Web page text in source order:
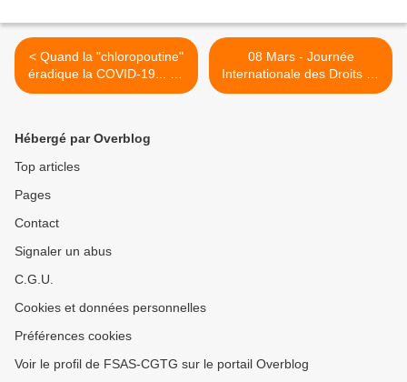
< Quand la "chloropoutine"
éradique la COVID-19... En
moins d'une semaine !
08 Mars - Journée
Internationale des Droits de
la Femme : Une pensée
Hébergé par Overblog
Top articles
Pages
Contact
Signaler un abus
C.G.U.
Cookies et données personnelles
Préférences cookies
Voir le profil de FSAS-CGTG sur le portail Overblog